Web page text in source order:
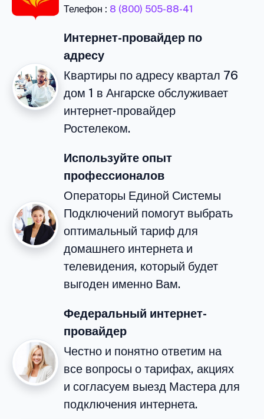
Телефон : 8 (800) 505-88-41
Интернет-провайдер по
адресу
Квартиры по адресу квартал 76
дом 1 в Ангарске обслуживает
интернет-провайдер
Ростелеком.
Используйте опыт
профессионалов
Операторы Единой Системы
Подключений помогут выбрать
оптимальный тариф для
домашнего интернета и
телевидения, который будет
выгоден именно Вам.
Федеральный интернет-
провайдер
Честно и понятно ответим на
все вопросы о тарифах, акциях
и согласуем выезд Мастера для
подключения интернета.